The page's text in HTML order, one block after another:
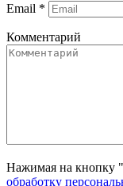
Email *
Комментарий
Нажимая на кнопку
обработку